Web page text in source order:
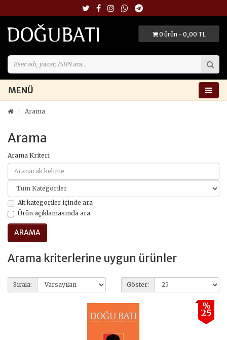
0 ürün - 0,00 TL
MENÜ
Arama
Arama
Arama Kriteri
Alt kategoriler içinde ara
Ürün açıklamasında ara.
Arama kriterlerine uygun ürünler
Sırala: Göster:
%
25